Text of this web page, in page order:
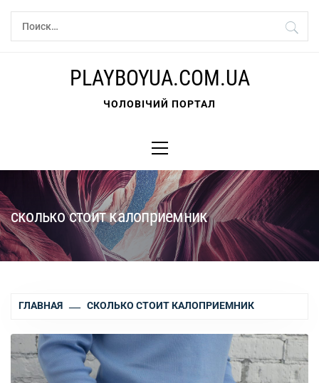
Перейти
Найти:
PLAYBOYUA.COM.UA
ЧОЛОВІЧИЙ ПОРТАЛ
меню
сколько стоит калоприемник
ГЛАВНАЯ СКОЛЬКО СТОИТ КАЛОПРИЕМНИК